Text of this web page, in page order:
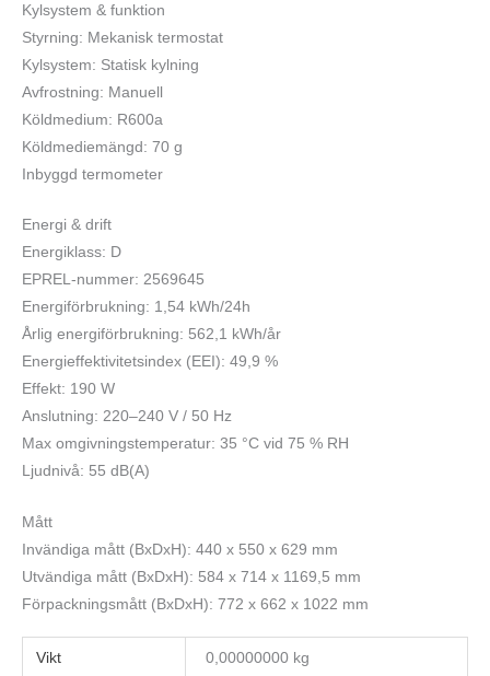
Kylsystem & funktion
Styrning: Mekanisk termostat
Kylsystem: Statisk kylning
Avfrostning: Manuell
Köldmedium: R600a
Köldmediemängd: 70 g
Inbyggd termometer
Energi & drift
Energiklass: D
EPREL-nummer: 2569645
Energiförbrukning: 1,54 kWh/24h
Årlig energiförbrukning: 562,1 kWh/år
Energieffektivitetsindex (EEI): 49,9 %
Effekt: 190 W
Anslutning: 220–240 V / 50 Hz
Max omgivningstemperatur: 35 °C vid 75 % RH
Ljudnivå: 55 dB(A)
Mått
Invändiga mått (BxDxH): 440 x 550 x 629 mm
Utvändiga mått (BxDxH): 584 x 714 x 1169,5 mm
Förpackningsmått (BxDxH): 772 x 662 x 1022 mm
Vikt 0,00000000 kg